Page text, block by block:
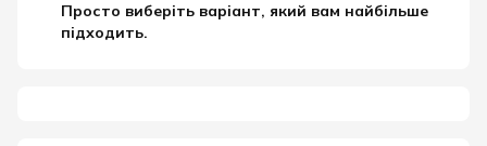
Просто виберіть варіант, який вам найбільше
підходить.